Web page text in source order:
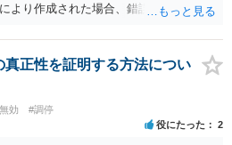
より作成された場合、錯誤（勘違い）
場合は、１０～数十万円程度になるケ
体系は、弁護士ごとに異なりますので一
真正性を証明する方法につい
効 #調停
役にたった 2